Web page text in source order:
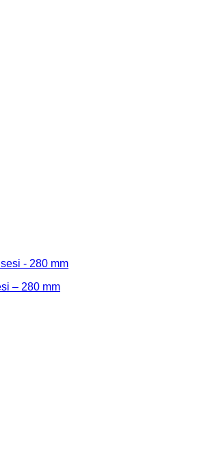
– 280 mm